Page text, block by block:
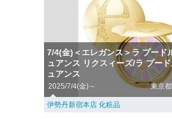
7/4(金)＜エレガンス＞ラ プード
ュアンス リクスィーズ/ラ プー
ュアンス
2025/7/4(金)～ 東京都
伊勢丹新宿本店 化粧品